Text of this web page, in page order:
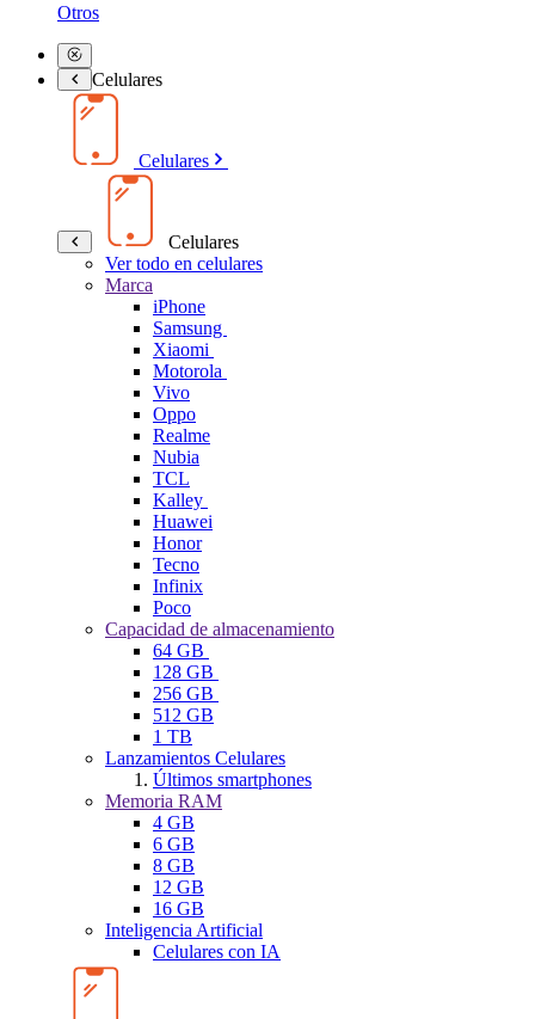
Otros
Celulares
Celulares
Celulares
Ver todo en celulares
Marca
iPhone
Samsung
Xiaomi
Motorola
Vivo
Oppo
Realme
Nubia
TCL
Kalley
Huawei
Honor
Tecno
Infinix
Poco
Capacidad de almacenamiento
64 GB
128 GB
256 GB
512 GB
1 TB
Lanzamientos Celulares
Últimos smartphones
Memoria RAM
4 GB
6 GB
8 GB
12 GB
16 GB
Inteligencia Artificial
Celulares con IA